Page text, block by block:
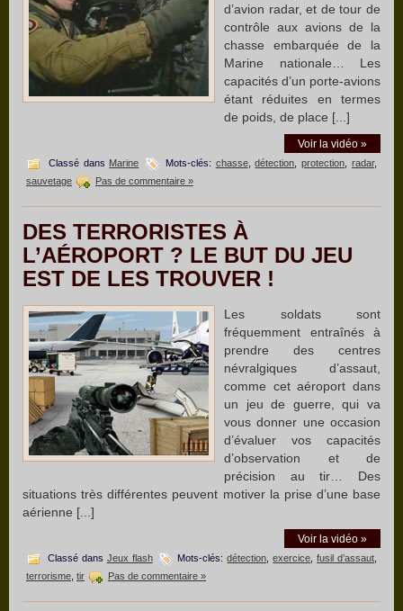
d’avion radar, et de tour de
contrôle aux avions de la
chasse embarquée de la
Marine nationale… Les
capacités d’un porte-avions
étant réduites en termes
de poids, de place [...]
Voir la vidéo »
Classé dans Marine Mots-clés: chasse,détection ,protection ,radar,
sauvetage
Pas de commentaire »
DES TERRORISTES À
L’AÉROPORT ? LE BUT DU JEU
EST DE LES TROUVER !
Les soldats sont
fréquemment entraînés à
prendre des centres
névralgiques d’assaut,
comme cet aéroport dans
un jeu de guerre, qui va
vous donner une occasion
d’évaluer vos capacités
d’observation et de
précision au tir… Des
situations très différentes peuvent motiver la prise d’une base
aérienne [...]
Voir la vidéo »
Classé dans Jeux flash Mots-clés:détection ,exercice ,fusil d’assaut
terrorisme tir Pas de commentaire »